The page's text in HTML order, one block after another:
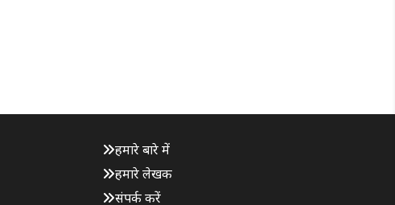
हमारे बारे में
हमारे लेखक
संपर्क करें